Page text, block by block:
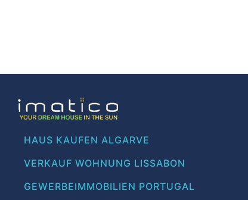
HAUS KAUFEN ALGARVE
VERKAUF WOHNUNG LISSABON
GEWERBEIMMOBILIEN PORTUGAL